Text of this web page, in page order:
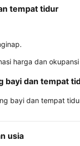
tempat tidur
harga dan
bayi dan tempat
bayi dan tempat
usia